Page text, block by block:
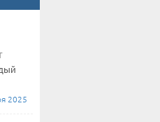
2025